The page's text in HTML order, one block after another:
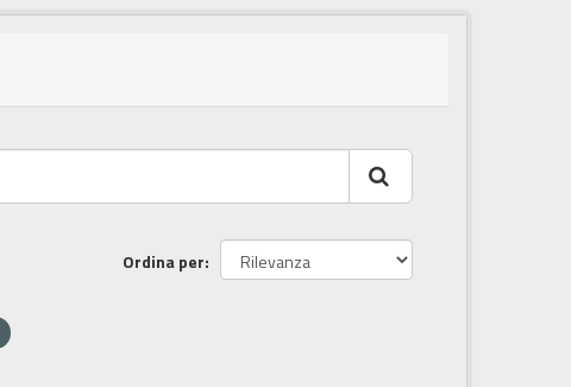
Ordina per